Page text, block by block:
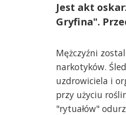
Jest akt
Gryfina".
Mężczyźni
narkotyków.
uzdrowiciela i
przy użyciu
"rytuałów"